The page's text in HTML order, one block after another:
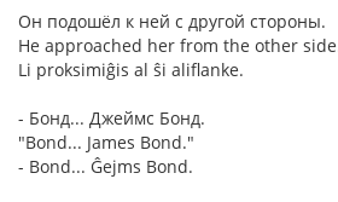
Он подошёл к ней с другой стороны.
He approached her from the other
Li proksimiĝis al ŝi aliflanke.
- Бонд... Джеймс Бонд.
"Bond... James Bond."
- Bond... Ĝejms Bond.